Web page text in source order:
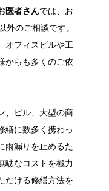
医者さんでは、お
外のご相談です。
オフィスビルや工
からも多くのご依
、ビル、大型の商
繕に数多く携わっ
雨漏りを止めるた
駄なコストを極力
だける修繕方法を